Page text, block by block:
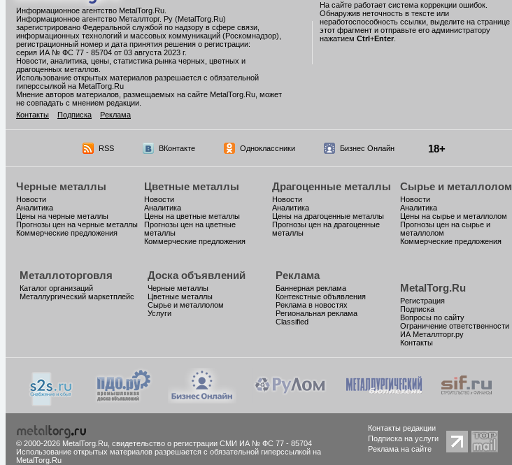
Информационное агентство MetalTorg.Ru
Информационное агентство Металлторг. Ру (MetalTorg.Ru)
зарегистрировано Федеральной службой по надзору в сфере связи,
информационных технологий и массовых коммуникаций (Роскомнадзор),
регистрационный номер и дата принятия решения о регистрации:
серия ИА № ФС 77 - 85704 от 03 августа 2023 г.
Новости, аналитика, цены, статистика рынка черных, цветных и
драгоценных металлов.
Использование открытых материалов разрешается с обязательной
гиперссылкой на MetalTorg.Ru
Мнение авторов материалов, размещаемых на сайте MetalTorg.Ru, может
не совпадать с мнением редакции.
Контакты
Подписка Реклама
На сайте работает система коррекции ошибок.
Обнаружив неточность в тексте или
неработоспособность ссылки, выделите на странице
этот фрагмент и отправьте его администратору
нажатием Ctrl+Enter
RSS ВКонтакте Одноклассники Бизнес Онлайн 18+
Черные металлы
Новости
Аналитика
Цены на черные металлы
Прогнозы цен на черные металлы
Коммерческие предложения
Цветные металлы
Новости
Аналитика
Цены на цветные металлы
Прогнозы цен на цветные
металлы
Коммерческие предложения
Драгоценные металлы
Новости
Аналитика
Цены на драгоценные металлы
Прогнозы цен на драгоценные
металлы
Сырье и металлолом
Новости
Аналитика
Цены на сырье и металлолом
Прогнозы цен на сырье и
металлолом
Коммерческие предложения
Металлоторговля
Каталог организаций
Металлургический маркетплейс
Доска объявлений
Черные металлы
Цветные металлы
Сырье и металлолом
Услуги
Реклама
Баннерная реклама
Контекстные объявления
Реклама в новостях
Региональная реклама
Classified
MetalTorg.Ru
Регистрация
Подписка
Вопросы по сайту
Ограничение ответственности
ИА Металлторг.ру
Контакты
© 2000-2026 MetalTorg.Ru, cвидетельство о регистрации СМИ ИА № ФС 77 - 85704
Использование открытых материалов разрешается с обязательной гиперссылкой на
MetalTorg.Ru
Контакты редакции
Подписка на услуги
Реклама на сайте